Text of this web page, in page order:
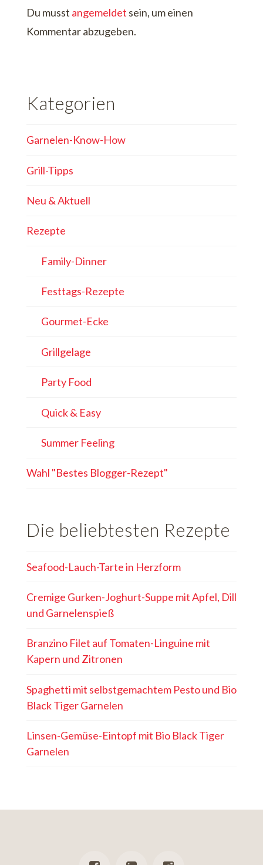
Du musst angemeldet sein, um einen
Kommentar abzugeben.
Kategorien
Garnelen-Know-How
Grill-Tipps
Neu & Aktuell
Rezepte
Family-Dinner
Festtags-Rezepte
Gourmet-Ecke
Grillgelage
Party Food
Quick & Easy
Summer Feeling
Wahl "Bestes Blogger-Rezept"
Die beliebtesten Rezepte
Seafood-Lauch-Tarte in Herzform
Cremige Gurken-Joghurt-Suppe mit Apfel, Dill
und Garnelenspieß
Branzino Filet auf Tomaten-Linguine mit
Kapern und Zitronen
Spaghetti mit selbstgemachtem Pesto und Bio
Black Tiger Garnelen
Linsen-Gemüse-Eintopf mit Bio Black Tiger
Garnelen